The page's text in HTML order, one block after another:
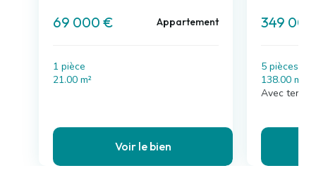
69 000 € Appartement
1 pièce
21.00 m²
Voir le bien
349
5 pièces , 4
138.00 m²
Avec